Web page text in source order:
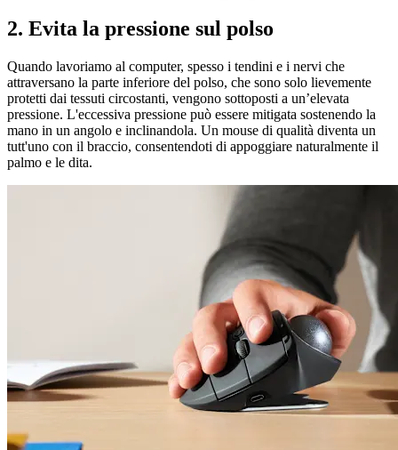
2. Evita la pressione sul polso
Quando lavoriamo al computer, spesso i tendini e i nervi che
attraversano la parte inferiore del polso, che sono solo lievemente
protetti dai tessuti circostanti, vengono sottoposti a un’elevata
pressione. L'eccessiva pressione può essere mitigata sostenendo la
mano in un angolo e inclinandola. Un mouse di qualità diventa un
tutt'uno con il braccio, consentendoti di appoggiare naturalmente il
palmo e le dita.